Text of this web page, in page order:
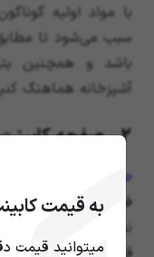
به قیمت
میتوانید قیمت
با مواد اولیه
سبب می‌شود تا
باشد و همچنین
آشپزخانه هماهنگ
2. صفحه کابینت شرکتی 5 سانتی
صفحه کابینت شرکتی 5 سانتی
ضخامت 5 سانتی متر
نظر ضخامت در